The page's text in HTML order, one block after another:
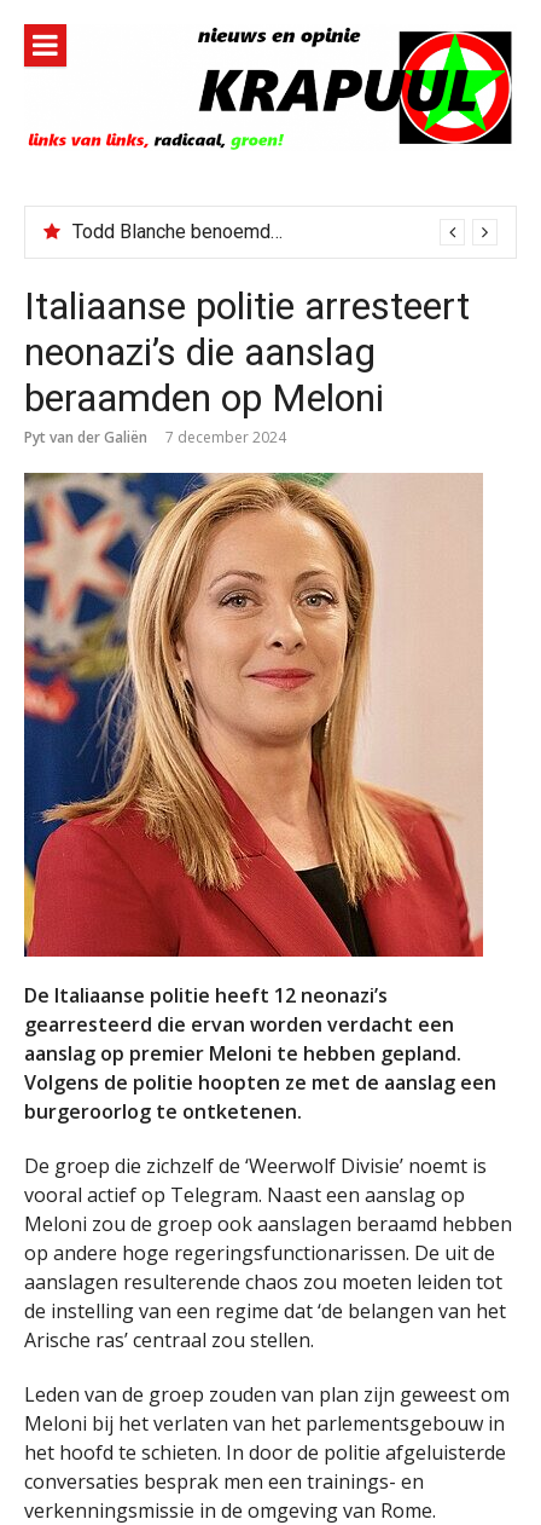
inhoud
Todd Blanche benoemd tot Attorney General
Italiaanse politie arresteert
neonazi’s die aanslag
beraamden op Meloni
Pyt van der Galiën 7 december 2024
De Italiaanse politie heeft 12 neonazi’s
gearresteerd die ervan worden verdacht een
aanslag op premier Meloni te hebben gepland.
Volgens de politie hoopten ze met de aanslag een
burgeroorlog te ontketenen.
De groep die zichzelf de ‘Weerwolf Divisie’ noemt is
vooral actief op Telegram. Naast een aanslag op
Meloni zou de groep ook aanslagen beraamd hebben
op andere hoge regeringsfunctionarissen. De uit de
aanslagen resulterende chaos zou moeten leiden tot
de instelling van een regime dat ‘de belangen van het
Arische ras’ centraal zou stellen.
Leden van de groep zouden van plan zijn geweest om
Meloni bij het verlaten van het parlementsgebouw in
het hoofd te schieten. In door de politie afgeluisterde
conversaties besprak men een trainings- en
verkenningsmissie in de omgeving van Rome.